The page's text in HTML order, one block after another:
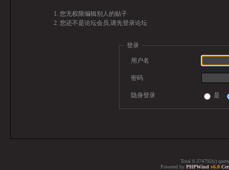
您无权限编辑别人的贴子
您还不是论坛会员,请先登录论坛
登录
用户名
密码
隐身登录 是
Total 0.374792(s)
Powered by PHPWind v6.0